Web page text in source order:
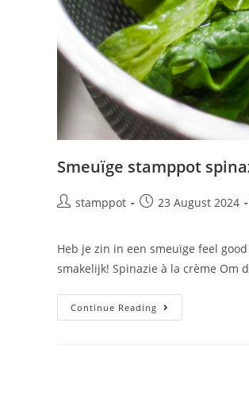
Smeuïge stamppot
stamppot 23 August 2024
Heb je zin in een smeuïge feel
smakelijk! Spinazie à la crème Om
Continue Reading